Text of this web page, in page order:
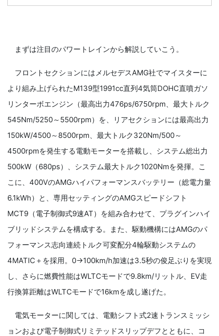
まずは注目のパワートレインから解説していこう。
フロントセクションにはメルセデスAMG社でマイスターに
より組み上げられたM139型1991cc直列4気筒DOHC直噴ガソ
リンターボエンジン（最高出力476ps/6750rpm、最大トルク
545Nm/5250～5500rpm）を、リアセクションには最高出力
150kW/4500～8500rpm、最大トルク320Nm/500～
4500rpmを発生する電動モーターを搭載し、システム総出力
500kW（680ps）、システム最大トルク1020Nmを発揮。こ
こに、400VのAMGハイパフォーマンスバッテリー（総電力量
6.1kWh）と、専用セッティングのAMGスピードシフト
MCT9（電子制御式9速AT）を組み合わせて、プラグインハイ
ブリッドシステムを構成する。また、駆動機構にはAMGのパ
フォーマンス志向連続トルク可変配分4輪駆動システムの
4MATIC＋を採用。0→100km/h加速は3.5秒の俊足ぶりを実現
し、さらに燃費性能はWLTCモードで9.8km/リットル、EV走
行換算距離はWLTCモードで16kmを成し遂げた。
電気モーターに関しては、電動シフト式2速トランスミッシ
ョンおよび電子制御式リミテッドスリップデフとともに、コ